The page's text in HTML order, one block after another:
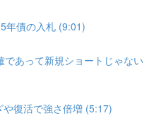
年債の入札 (9:01)
であって新規ショートじゃない
復活で強さ倍増 (5:17)